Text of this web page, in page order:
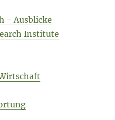
- Ausblicke
Institute